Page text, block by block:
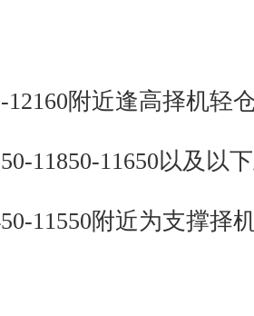
附近逢高择机轻
11850-11650以及以
11550附近为支撑择